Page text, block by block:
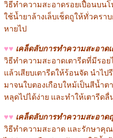
วิธีทำความสะอาดรอยเปื้อนบน
ใช้น้ำยาล้างเล็บเช็ดถูให้ทั่วครา
หายไป
♥♥ เคล็ดลับการทำความสะอาดเ
วิธีทำความสะอาดเตารีดที่มีรอ
แล้วเสียบเตารีดให้ร้อนจัด นำไป
มาจนใบตองเกือบใหม้เป็นสีน้ำ
หลุดไปได้ง่าย และทำให้เตารีด
♥♥ เคล็ดลับการทำความสะอาดถุ
วิธีทำความสะอาด และรักษาคุ